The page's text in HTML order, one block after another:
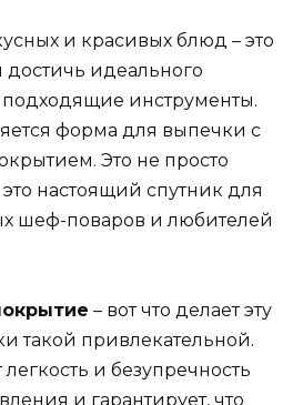
и красивых блюд – это
достичь идеального
подходящие инструменты.
форма для выпечки с
Это не просто
настоящий спутник для
шеф-поваров и любителей
– вот что делает эту
такой привлекательной.
и безупречность
и гарантирует, что